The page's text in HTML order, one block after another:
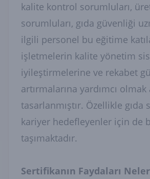
kalite kontrol sorumluları,
sorumluları, gıda güvenliği
ilgili personel bu eğitime
işletmelerin kalite yönetim
iyileştirmelerine ve rekabet
artırmalarına yardımcı olmak
tasarlanmıştır. Özellikle gıda
kariyer hedefleyenler için de
taşımaktadır.
Sertifikanın Faydaları